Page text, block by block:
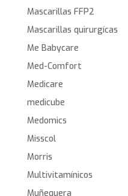
Mascarillas FFP2
Mascarillas quirurgícas
Me Babycare
Med-Comfort
Medicare
medicube
Medomics
Misscol
Morris
Multivitamínicos
Muñequera